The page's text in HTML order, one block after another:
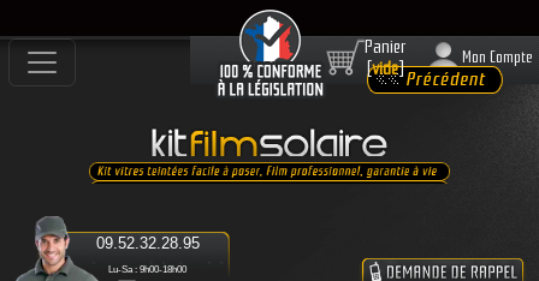
Lu-Sa : 9h00-18h00
09.52.32.28.95
Panier
[vide]
Mon Compte